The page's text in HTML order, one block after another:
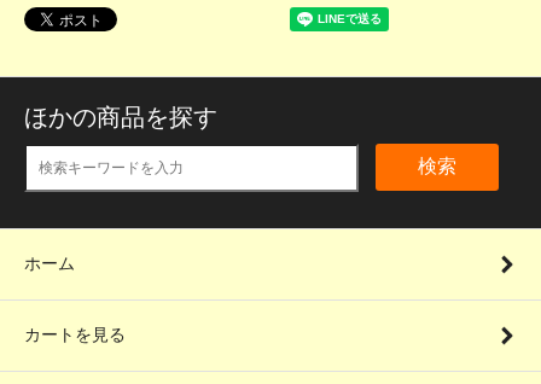
ほかの商品を探す
検索
ホーム
カートを見る